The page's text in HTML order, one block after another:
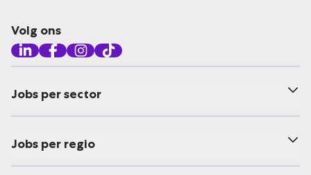
Volg ons
Jobs per sector
Jobs per regio